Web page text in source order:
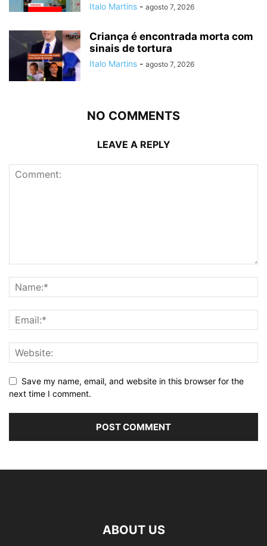
Italo Martins - agosto 7, 2026
Criança é encontrada morta com
sinais de tortura
Italo Martins - agosto 7, 2026
NO COMMENTS
LEAVE A REPLY
Save my name, email, and website in this browser for the
next time I comment.
ABOUT US